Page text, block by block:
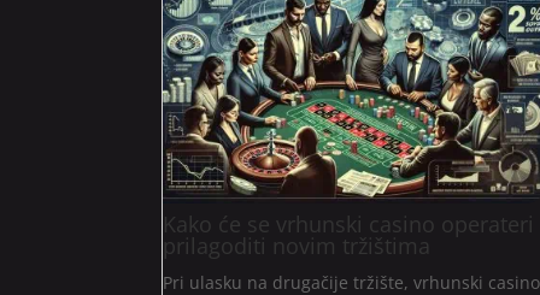
Kako će se vrhunski casino operateri
prilagoditi novim tržištima
Pri ulasku na drugačije tržište, vrhunski casino